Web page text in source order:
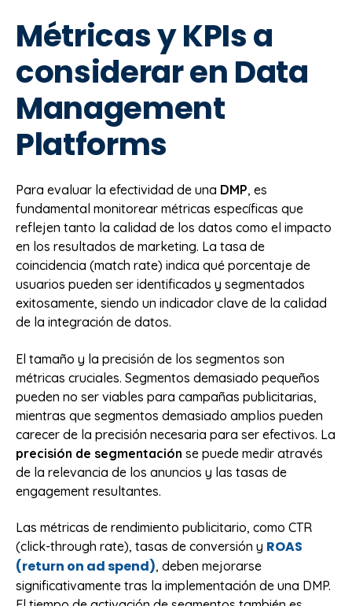
Métricas y KPIs a
considerar en Data
Management
Platforms
Para evaluar la efectividad de una DMP, es
fundamental monitorear métricas específicas que
reflejen tanto la calidad de los datos como el impacto
en los resultados de marketing. La tasa de
coincidencia (match rate) indica qué porcentaje de
usuarios pueden ser identificados y segmentados
exitosamente, siendo un indicador clave de la calidad
de la integración de datos.
El tamaño y la precisión de los segmentos son
métricas cruciales. Segmentos demasiado pequeños
pueden no ser viables para campañas publicitarias,
mientras que segmentos demasiado amplios pueden
carecer de la precisión necesaria para ser efectivos. La
precisión de segmentación se puede medir através
de la relevancia de los anuncios y las tasas de
engagement resultantes.
Las métricas de rendimiento publicitario, como CTR
(click-through rate), tasas de conversión y ROAS
(return on ad spend), deben mejorarse
significativamente tras la implementación de una DMP.